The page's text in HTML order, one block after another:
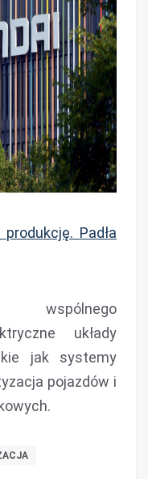
Padła
wspólnego
układy
jak systemy
pojazdów i